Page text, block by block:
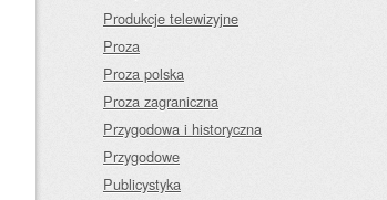
Produkcje telewizyjne
Proza
Proza polska
Proza zagraniczna
Przygodowa i historyczna
Przygodowe
Publicystyka